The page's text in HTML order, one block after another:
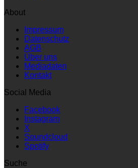
About
Impressum
Datenschutz
AGB
Über uns
Mediadaten
Kontakt
Social Media
Facebook
Instagram
X
Soundcloud
Spotify
Suche